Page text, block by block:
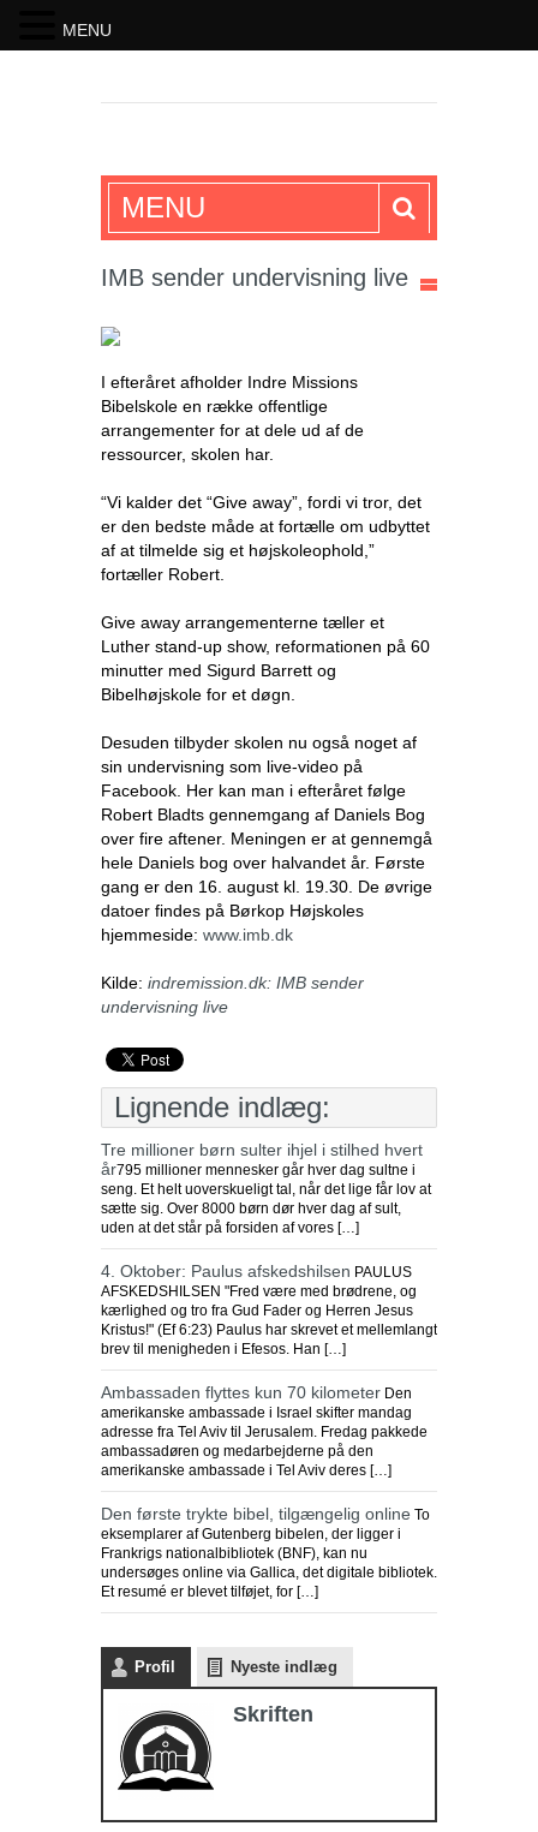
SKRIFTEN
MENU
IMB sender undervisning live
I efteråret afholder Indre Missions
Bibelskole en række offentlige
arrangementer for at dele ud af de
ressourcer, skolen har.
“Vi kalder det “Give away”, fordi vi tror, det
er den bedste måde at fortælle om udbyttet
af at tilmelde sig et højskoleophold,”
fortæller Robert.
Give away arrangementerne tæller et
Luther stand-up show, reformationen på 60
minutter med Sigurd Barrett og
Bibelhøjskole for et døgn.
Desuden tilbyder skolen nu også noget af
sin undervisning som live-video på
Facebook. Her kan man i efteråret følge
Robert Bladts gennemgang af Daniels Bog
over fire aftener. Meningen er at gennemgå
hele Daniels bog over halvandet år. Første
gang er den 16. august kl. 19.30. De øvrige
datoer findes på Børkop Højskoles
hjemmeside: www.imb.dk
Kilde: indremission.dk: IMB sender
undervisning live
Lignende indlæg:
Tre millioner børn sulter ihjel i stilhed hvert
år795 millioner mennesker går hver dag sultne i
seng. Et helt uoverskueligt tal, når det lige får lov at
sætte sig. Over 8000 børn dør hver dag af sult,
uden at det står på forsiden af vores […]
4. Oktober: Paulus afskedshilsen PAULUS
AFSKEDSHILSEN "Fred være med brødrene, og
kærlighed og tro fra Gud Fader og Herren Jesus
Kristus!" (Ef 6:23) Paulus har skrevet et mellemlangt
brev til menigheden i Efesos. Han […]
Ambassaden flyttes kun 70 kilometer Den
amerikanske ambassade i Israel skifter mandag
adresse fra Tel Aviv til Jerusalem. Fredag pakkede
ambassadøren og medarbejderne på den
amerikanske ambassade i Tel Aviv deres […]
Den første trykte bibel, tilgængelig online To
eksemplarer af Gutenberg bibelen, der ligger i
Frankrigs nationalbibliotek (BNF), kan nu
undersøges online via Gallica, det digitale bibliotek.
Et resumé er blevet tilføjet, for […]
Profil Nyeste indlæg
Skriften
MENU